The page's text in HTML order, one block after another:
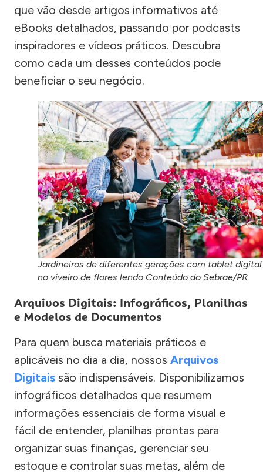
que vão desde artigos informativos até
eBooks detalhados, passando por podcasts
inspiradores e vídeos práticos. Descubra
como cada um desses conteúdos pode
beneficiar o seu negócio.
Jardineiros de diferentes gerações com tablet digital
no viveiro de flores lendo Conteúdo do Sebrae/PR.
Arquivos Digitais: Infográficos, Planilhas
e Modelos de Documentos
Para quem busca materiais práticos e
aplicáveis no dia a dia, nossos Arquivos
Digitais são indispensáveis. Disponibilizamos
infográficos detalhados que resumem
informações essenciais de forma visual e
fácil de entender, planilhas prontas para
organizar suas finanças, gerenciar seu
estoque e controlar suas metas, além de